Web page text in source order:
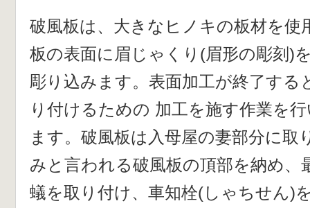
破風板は、大きなヒノキの板材を使
板の表面に眉じゃくり(眉形の彫刻)
彫り込みます。表面加工が終了する
り付けるための 加工を施す作業を
ます。破風板は入母屋の妻部分に取
みと言われる破風板の頂部を納め、
蟻を取り付け、車知栓(しゃちせん)